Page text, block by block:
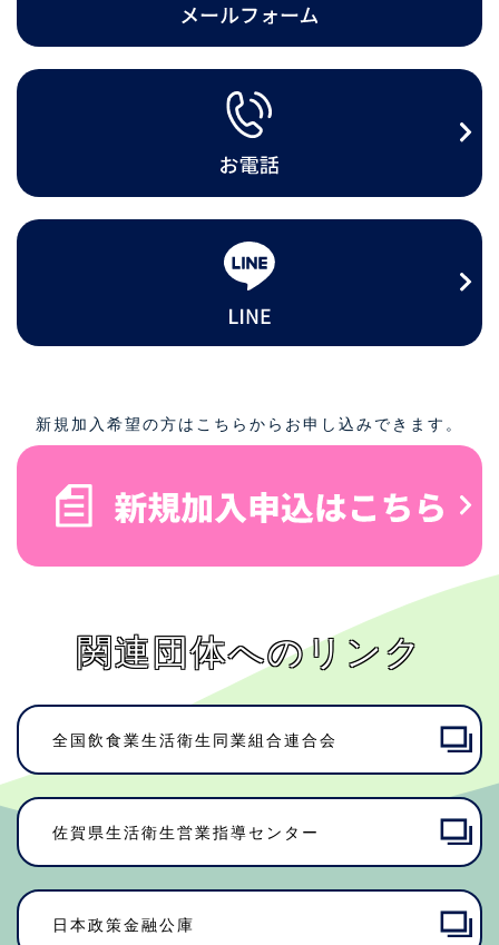
新規加入希望の方はこちらからお申し込みできます。
関連団体へのリンク
全国飲食業生活衛生同業組合連合会
佐賀県⽣活衛⽣営業指導センター
日本政策金融公庫